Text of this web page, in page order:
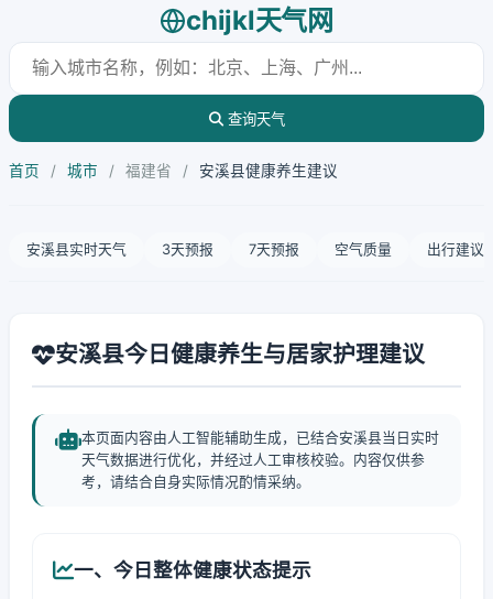
chijkl天气网
查询天气
首页 / 城市 / 福建省 / 安溪县健康养生建议
安溪县实时天气 3天预报 7天预报 空气质量 出行建议
安溪县今日健康养生与居家护理建议
本页面内容由人工智能辅助生成，已结合安溪县当日实时
天气数据进行优化，并经过人工审核校验。内容仅供参
考，请结合自身实际情况酌情采纳。
一、今日整体健康状态提示